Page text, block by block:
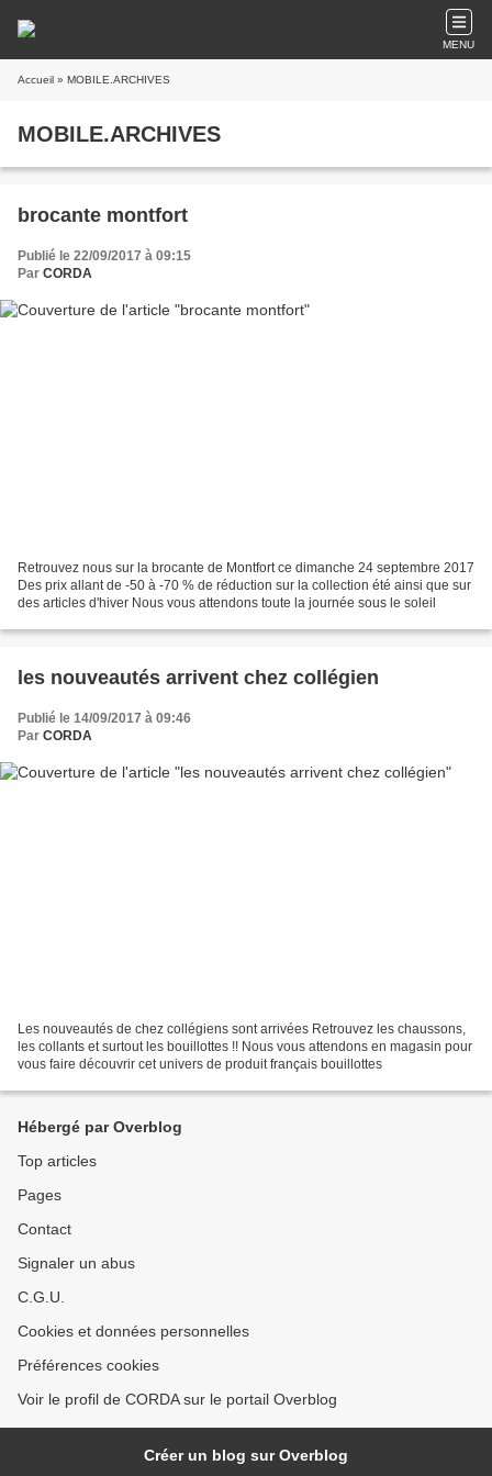
MENU
Accueil » MOBILE.ARCHIVES
MOBILE.ARCHIVES
brocante montfort
Publié le 22/09/2017 à 09:15
Par CORDA
Retrouvez nous sur la brocante de Montfort ce dimanche 24 septembre 2017
Des prix allant de -50 à -70 % de réduction sur la collection été ainsi que sur
des articles d'hiver Nous vous attendons toute la journée sous le soleil
les nouveautés arrivent chez collégien
Publié le 14/09/2017 à 09:46
Par CORDA
Les nouveautés de chez collégiens sont arrivées Retrouvez les chaussons,
les collants et surtout les bouillottes !! Nous vous attendons en magasin pour
vous faire découvrir cet univers de produit français bouillottes
Hébergé par Overblog
Top articles
Pages
Contact
Signaler un abus
C.G.U.
Cookies et données personnelles
Préférences cookies
Voir le profil de CORDA sur le portail Overblog
Créer un blog sur Overblog